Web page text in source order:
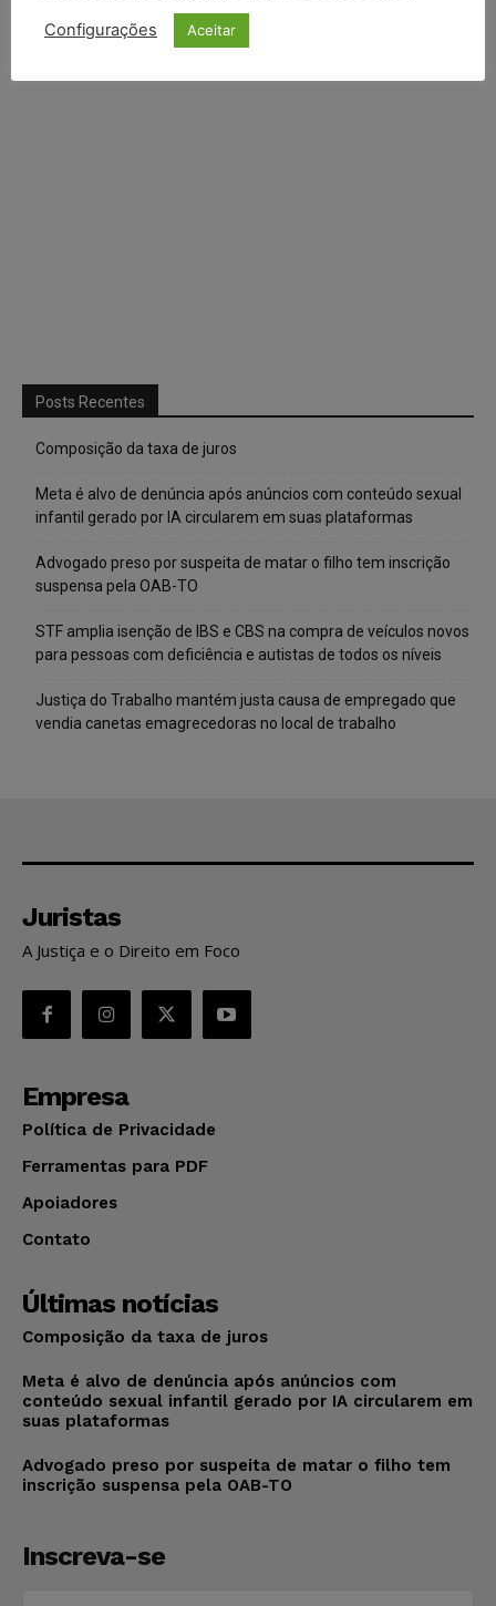
Posts Recentes
Composição da taxa de juros
Meta é alvo de denúncia após anúncios com conteúdo sexual
infantil gerado por IA circularem em suas plataformas
Advogado preso por suspeita de matar o filho tem inscrição
suspensa pela OAB-TO
STF amplia isenção de IBS e CBS na compra de veículos novos
para pessoas com deficiência e autistas de todos os níveis
Justiça do Trabalho mantém justa causa de empregado que
vendia canetas emagrecedoras no local de trabalho
Juristas
A Justiça e o Direito em Foco
Empresa
Política de Privacidade
Ferramentas para PDF
Apoiadores
Contato
Últimas notícias
Composição da taxa de juros
Meta é alvo de denúncia após anúncios com
conteúdo sexual infantil gerado por IA circularem em
suas plataformas
Advogado preso por suspeita de matar o filho tem
inscrição suspensa pela OAB-TO
Inscreva-se
Configurações Aceitar